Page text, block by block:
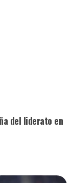
del liderato en